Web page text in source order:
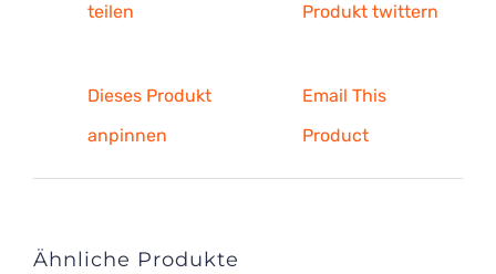
teilen
Produkt twittern
Dieses Produkt
anpinnen
Email This
Product
Ähnliche Produkte